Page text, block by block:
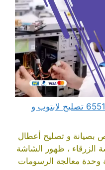
مهندس كمبيوتر صبحان 65511033 تصليح لابتوب و
بصيانة و تصليح أعطال
الزرقاء ، ظهور الشاشة
وحدة معالجة الرسومات